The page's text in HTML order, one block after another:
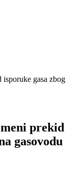
isporuke gasa zbog
prekid
gasovodu